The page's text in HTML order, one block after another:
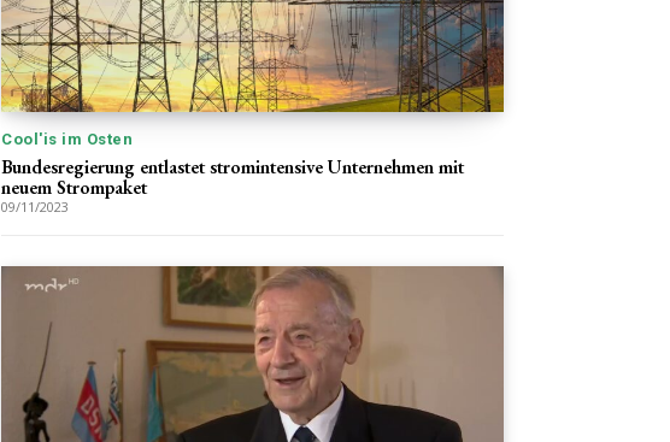
Cool'is im Osten
Bundesregierung entlastet stromintensive Unternehmen mit
neuem Strompaket
09/11/2023